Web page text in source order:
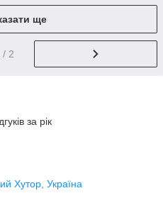
ще
/ 2
за рік
Хутор, Україна